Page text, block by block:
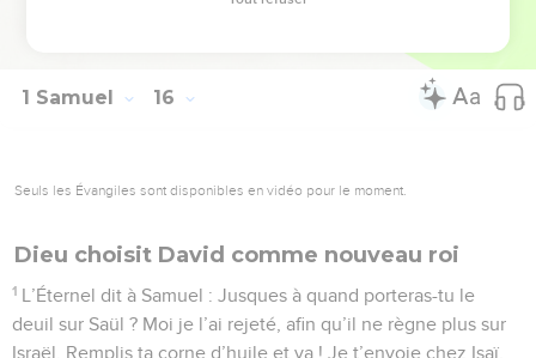
1 Samuel 16
Seuls les Évangiles sont disponibles en vidéo pour le moment.
Dieu choisit David comme nouveau roi
1 L’Éternel dit à Samuel : Jusques à quand porteras-tu le
deuil sur Saül ? Moi je l’ai rejeté, afin qu’il ne règne plus sur
Israël. Remplis ta corne d’huile et va ! Je t’envoie chez Isaï,